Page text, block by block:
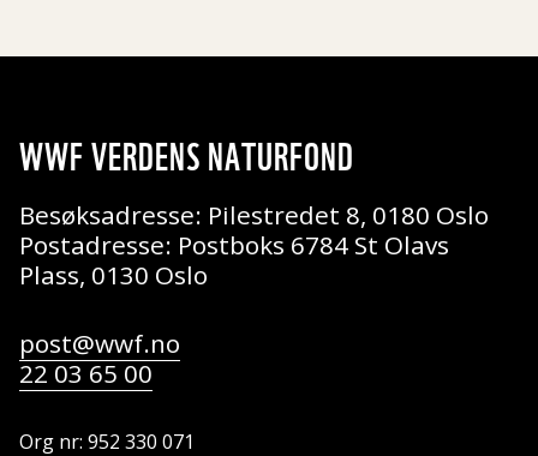
WWF VERDENS NATURFOND
Besøksadresse: Pilestredet 8, 0180 Oslo
Postadresse: Postboks 6784 St Olavs
Plass, 0130 Oslo
post@wwf.no
22 03 65 00
Org nr: 952 330 071